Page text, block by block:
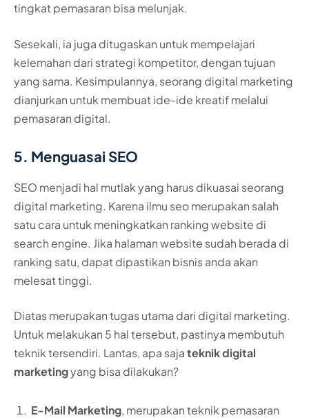
tingkat pemasaran bisa melunjak.
Sesekali, ia juga ditugaskan untuk mempelajari
kelemahan dari strategi kompetitor, dengan tujuan
yang sama. Kesimpulannya, seorang digital marketing
dianjurkan untuk membuat ide-ide kreatif melalui
pemasaran digital.
5. Menguasai SEO
SEO menjadi hal mutlak yang harus dikuasai seorang
digital marketing. Karena ilmu seo merupakan salah
satu cara untuk meningkatkan ranking website di
search engine. Jika halaman website sudah berada di
ranking satu, dapat dipastikan bisnis anda akan
melesat tinggi.
Diatas merupakan tugas utama dari digital marketing.
Untuk melakukan 5 hal tersebut, pastinya membutuh
teknik tersendiri. Lantas, apa sajateknik digital
marketingyang bisa dilakukan?
E-Mail Marketing, merupakan teknik pemasaran